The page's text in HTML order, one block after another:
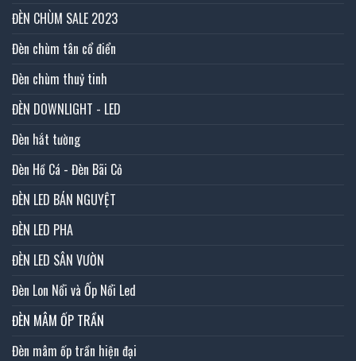
ĐÈN CHÙM SALE 2023
Đèn chùm tân cổ điển
Đèn chùm thuỷ tinh
ĐÈN DOWNLIGHT - LED
Đèn hắt tường
Đèn Hồ Cá - Đèn Bãi Cỏ
ĐÈN LED BÁN NGUYỆT
ĐÈN LED PHA
ĐÈN LED SÂN VƯỜN
Đèn Lon Nổi và Ốp Nổi Led
ĐÈN MÂM ỐP TRẦN
Đèn mâm ốp trần hiện đại